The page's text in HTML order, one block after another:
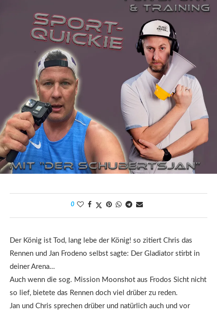
0
Der König ist Tod, lang lebe der König! so zitiert Chris das
Rennen und Jan Frodeno selbst sagte: Der Gladiator stirbt in
deiner Arena…
Auch wenn die sog. Mission Moonshot aus Frodos Sicht nicht
so lief, bietete das Rennen doch viel drüber zu reden.
Jan und Chris sprechen drüber und natürlich auch und vor